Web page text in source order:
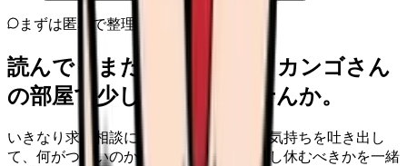
まずは匿名で整理
読んでもまだ苦しいなら、カンゴさん
の部屋で少し話してみませんか。
いきなり求人相談には進みません。今の気持ちを吐き出し
て、何がつらいのか、辞めるべきか、少し休むべきかを一緒